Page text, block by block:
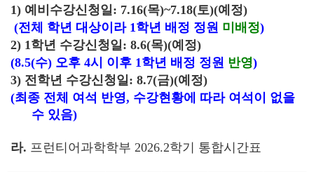
1) 예비수강신청일: 7.16(목)~7.18(토)(예정)
(전체 학년 대상이라 1학년 배정 정원 미배정)
2) 1학년 수강신청일: 8.6(목)(예정)
(8.5(수) 오후 4시 이후 1학년 배정 정원 반영)
3) 전학년 수강신청일: 8.7(금)(예정)
(최종 전체 여석 반영, 수강현황에 따라 여석이 없을
수 있음)
라. 프런티어과학학부 2026.2학기 통합시간표